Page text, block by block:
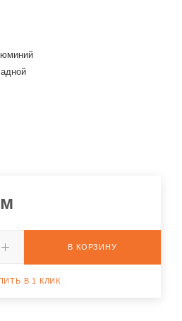
В КОРЗИНУ
В 1 КЛИК